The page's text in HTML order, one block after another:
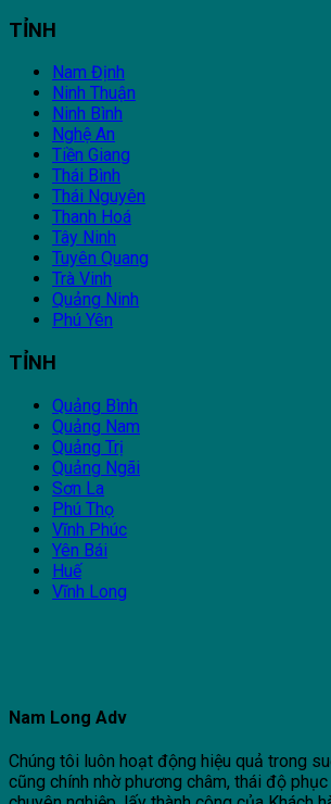
TỈNH
Nam Định
Ninh Thuận
Ninh Bình
Nghệ An
Tiền Giang
Thái Bình
Thái Nguyên
Thanh Hoá
Tây Ninh
Tuyên Quang
Trà Vinh
Quảng Ninh
Phú Yên
TỈNH
Quảng Bình
Quảng Nam
Quảng Trị
Quảng Ngãi
Sơn La
Phú Thọ
Vĩnh Phúc
Yên Bái
Huế
Vĩnh Long
Nam Long Adv
Chúng tôi luôn hoạt động hiệu quả trong
cũng chính nhờ phương châm, thái độ phục